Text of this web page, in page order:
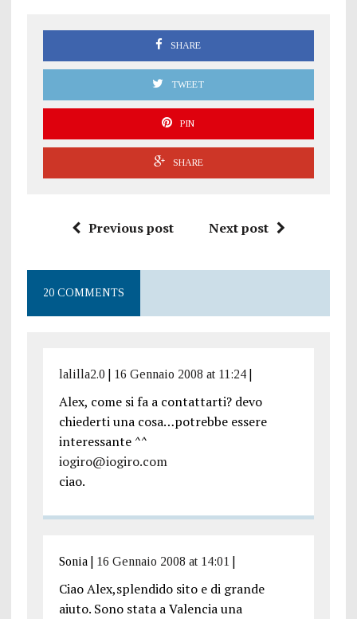
SHARE
TWEET
PIN
SHARE
Previous post Next post
20 COMMENTS
lalilla2.0 16 Gennaio 2008 at 11:24|
Alex, come si fa a contattarti? devo
chiederti una cosa…potrebbe essere
interessante ^^
iogiro@iogiro.com
ciao.
Sonia| 16 Gennaio 2008 at 14:01
Ciao Alex,splendido sito e di grande
aiuto. Sono stata a Valencia una